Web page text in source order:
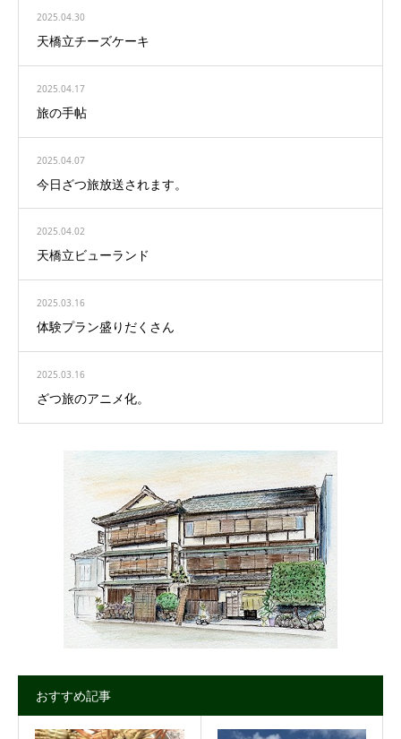
2025.04.30
天橋立チーズケーキ
2025.04.17
旅の手帖
2025.04.07
今日ざつ旅放送されます。
2025.04.02
天橋立ビューランド
2025.03.16
体験プラン盛りだくさん
2025.03.16
ざつ旅のアニメ化。
おすすめ記事